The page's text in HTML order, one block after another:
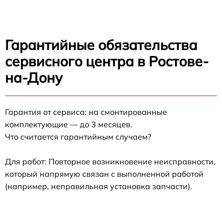
Гарантийные обязательства
сервисного центра в Ростове-
на-Дону
Гарантия от сервиса: на смонтированные
комплектующие — до 3 месяцев.
Что считается гарантийным случаем?
Для работ: Повторное возникновение неисправности,
который напрямую связан с выполненной работой
(например, неправильная установка запчасти).